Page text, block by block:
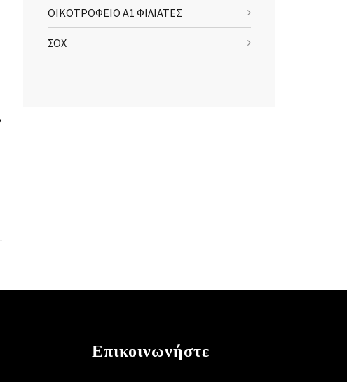
ΟΙΚΟΤΡΟΦΕΙΟ Α1 ΦΙΛΙΑΤΕΣ
ΣΟΧ
Επικοινωνήστε